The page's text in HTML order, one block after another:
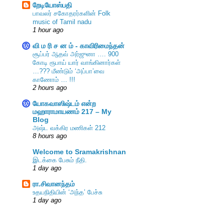
றேடியோஸ்பதி
பாவலர் சகோதரர்களின் Folk
music of Tamil nadu
1 hour ago
வி ம ரி ச ன ம் - காவிரிமைந்தன்
சூப்பர் ஆதவ் அர்ஜுனா …. 900
கோடி ரூபாய் யார் வாங்கினார்கள்
…??? மீண்டும் ‘அப்பா’வை
காணோம் … !!!
2 hours ago
யோகவாஸிஷ்டம் என்ற
மஹாராமாயணம் 217 – My
Blog
அஷ்ட வக்கிர மணிகள் 212
8 hours ago
Welcome to Sramakrishnan
இடக்கை பேசும் நீதி.
1 day ago
ரா.சிவானந்தம்
உதயநிதியின் ‘அந்த’ பேச்சு
1 day ago